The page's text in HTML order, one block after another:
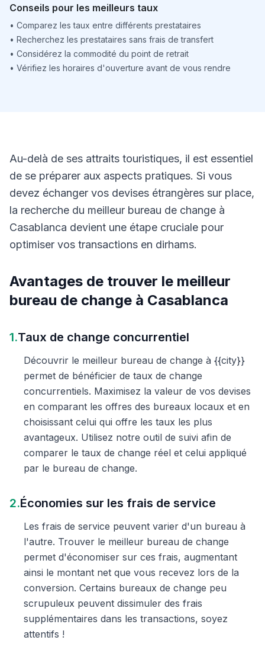
Conseils pour les meilleurs taux
• Comparez les taux entre différents prestataires
• Recherchez les prestataires sans frais de transfert
• Considérez la commodité du point de retrait
• Vérifiez les horaires d'ouverture avant de vous rendre
Au-delà de ses attraits touristiques, il est essentiel
de se préparer aux aspects pratiques. Si vous
devez échanger vos devises étrangères sur place,
la recherche du meilleur bureau de change à
Casablanca devient une étape cruciale pour
optimiser vos transactions en dirhams.
Avantages de trouver le meilleur
bureau de change à Casablanca
1.Taux de change concurrentiel
Découvrir le meilleur bureau de change à {{city}}
permet de bénéficier de taux de change
concurrentiels. Maximisez la valeur de vos devises
en comparant les offres des bureaux locaux et en
choisissant celui qui offre les taux les plus
avantageux. Utilisez notre outil de suivi afin de
comparer le taux de change réel et celui appliqué
par le bureau de change.
2.Économies sur les frais de service
Les frais de service peuvent varier d'un bureau à
l'autre. Trouver le meilleur bureau de change
permet d'économiser sur ces frais, augmentant
ainsi le montant net que vous recevez lors de la
conversion. Certains bureaux de change peu
scrupuleux peuvent dissimuler des frais
supplémentaires dans les transactions, soyez
attentifs !